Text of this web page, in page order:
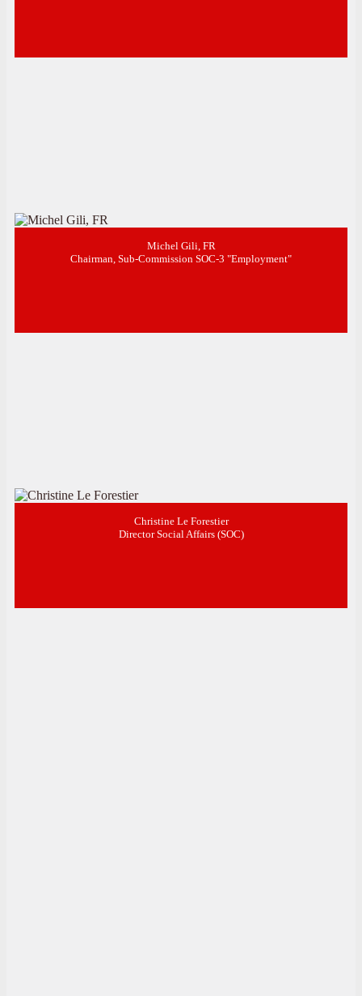
Michel Gili, FR
Chairman, Sub-Commission SOC-3 "Employment"
Christine Le Forestier
Director Social Affairs (SOC)